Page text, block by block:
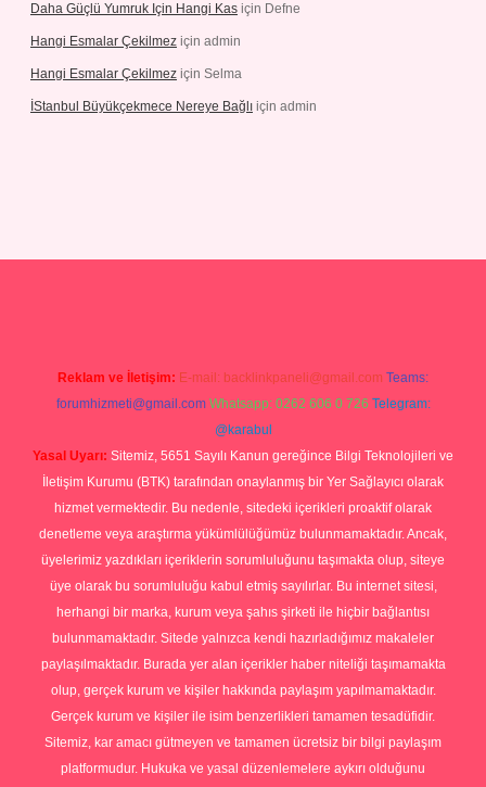
Daha Güçlü Yumruk Için Hangi Kas için Defne
Hangi Esmalar Çekilmez için admin
Hangi Esmalar Çekilmez için Selma
İStanbul Büyükçekmece Nereye Bağlı için admin
Reklam ve İletişim: E-mail: backlinkpaneli@gmail.com Teams:
forumhizmeti@gmail.com Whatsapp: 0262 606 0 726 Telegram:
@karabul
Yasal Uyarı: Sitemiz, 5651 Sayılı Kanun gereğince Bilgi Teknolojileri ve
İletişim Kurumu (BTK) tarafından onaylanmış bir Yer Sağlayıcı olarak
hizmet vermektedir. Bu nedenle, sitedeki içerikleri proaktif olarak
denetleme veya araştırma yükümlülüğümüz bulunmamaktadır. Ancak,
üyelerimiz yazdıkları içeriklerin sorumluluğunu taşımakta olup, siteye
üye olarak bu sorumluluğu kabul etmiş sayılırlar. Bu internet sitesi,
herhangi bir marka, kurum veya şahıs şirketi ile hiçbir bağlantısı
bulunmamaktadır. Sitede yalnızca kendi hazırladığımız makaleler
paylaşılmaktadır. Burada yer alan içerikler haber niteliği taşımamakta
olup, gerçek kurum ve kişiler hakkında paylaşım yapılmamaktadır.
Gerçek kurum ve kişiler ile isim benzerlikleri tamamen tesadüfidir.
Sitemiz, kar amacı gütmeyen ve tamamen ücretsiz bir bilgi paylaşım
platformudur. Hukuka ve yasal düzenlemelere aykırı olduğunu